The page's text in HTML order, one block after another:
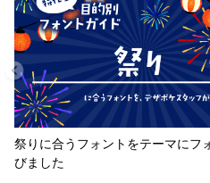
祭りに合うフォントをテーマにフ
びました